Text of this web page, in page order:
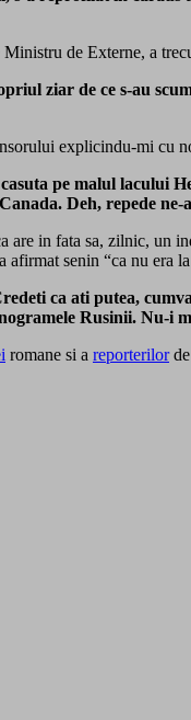
de Externe, a
ziar de ce s-au
explicindu-mi cu
pe malul lacului
Deh, repede ne-
in fata sa, zilnic, un
senin “ca nu
ca ati putea,
Rusinii. Nu-i
romane si a reporterilorde